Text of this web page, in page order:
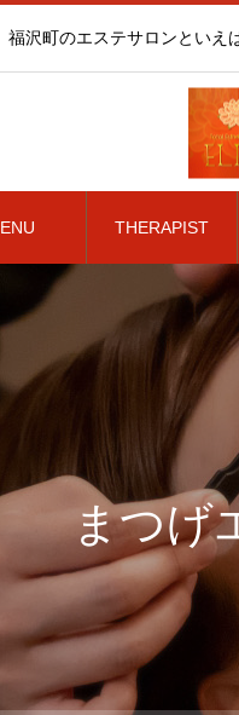
福沢町のエステサロンといえ
THERAPIST
まつげ